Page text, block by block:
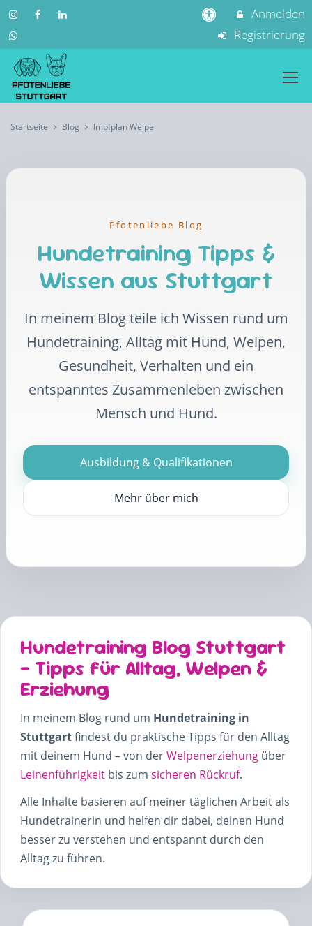
Anmelden
Registrierung
Startseite Blog Impfplan Welpe
Pfotenliebe Blog
Hundetraining Tipps &
Wissen aus Stuttgart
In meinem Blog teile ich Wissen rund um
Hundetraining, Alltag mit Hund, Welpen,
Gesundheit, Verhalten und ein
entspanntes Zusammenleben zwischen
Mensch und Hund.
Ausbildung & Qualifikationen
Mehr über mich
Hundetraining Blog Stuttgart
– Tipps für Alltag, Welpen &
Erziehung
In meinem Blog rund um Hundetraining in
Stuttgartfindest du praktische Tipps für den Alltag
mit deinem Hund – von derWelpenerziehung über
Leinenführigkeit bis zum sicheren Rückruf.
Alle Inhalte basieren auf meiner täglichen Arbeit als
Hundetrainerin und helfen dir dabei, deinen Hund
besser zu verstehen und entspannt durch den
Alltag zu führen.